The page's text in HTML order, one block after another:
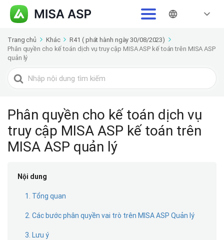
Trang chủ Khác
R41 ( phát hành ngày 30/08/2023)
Phân quyền cho kế toán dịch vụ truy cập MISA ASP kế toán trên MISA ASP
quản lý
Tìm
kiếm
Phân quyền cho kế toán dịch vụ
truy cập MISA ASP kế toán trên
MISA ASP quản lý
Nội dung
1. Tổng quan
2. Các bước phân quyền vai trò trên MISA ASP Quản lý
3. Lưu ý